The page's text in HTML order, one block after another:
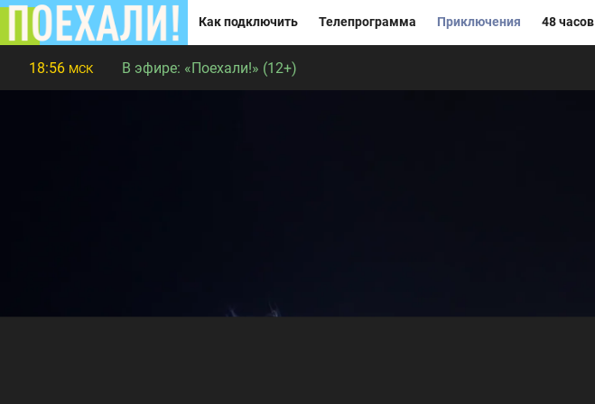
Как подключить Телепрограмма Приключения 48 часов
18:56 МСК В эфире: «Поехали!» (12+)